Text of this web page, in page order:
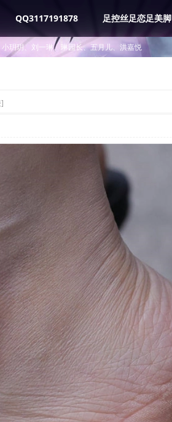
QQ3117191878 足控丝足恋足美脚
玥玥、刘一琳、琳园长、五月儿、洪嘉悦